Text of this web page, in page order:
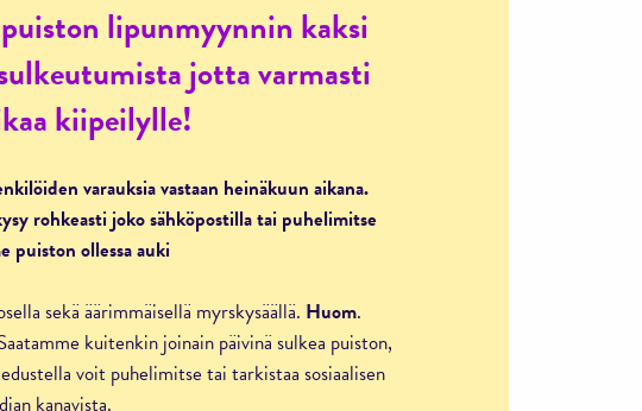
lipunmyynnin kaksi
jotta varmasti
kiipeilylle!
varauksia vastaan heinäkuun aikana.
rohkeasti joko sähköpostilla tai puhelimitse
puiston ollessa auki
sekä äärimmäisellä myrskysäällä. Huom.
kuitenkin joinain päivinä sulkea puiston,
voit puhelimitse tai tarkistaa sosiaalisen
kanavista.